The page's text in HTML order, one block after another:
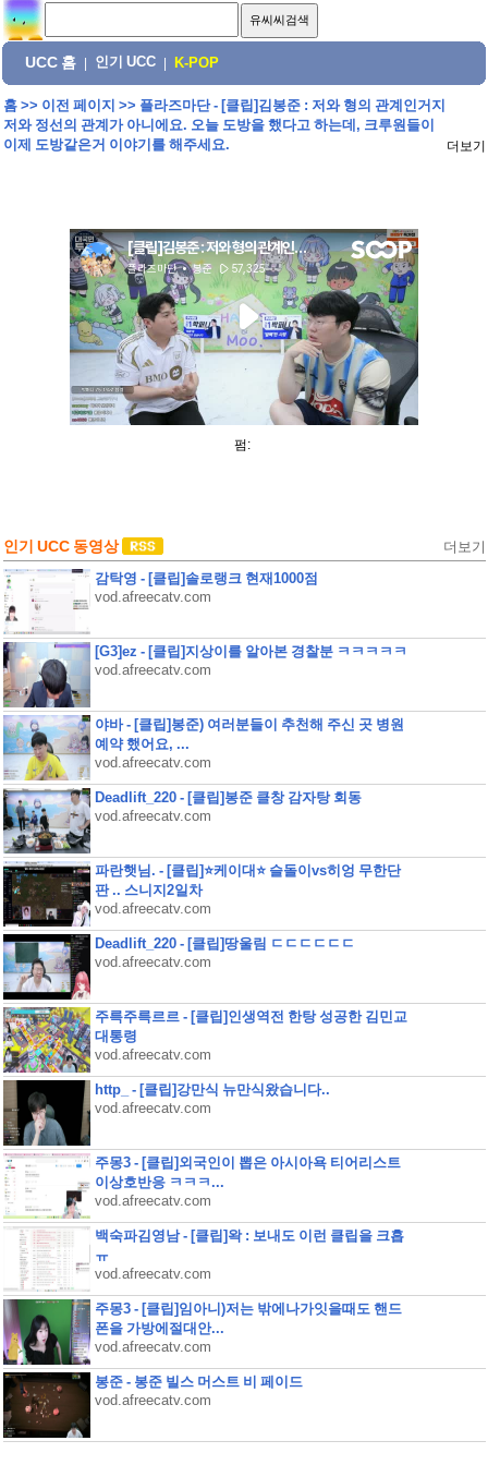
UCC 홈 인기 UCC K-POP
홈>> 이전 페이지 >> 플라즈마단 - [클립]김봉준 : 저와 형의 관계인거지
저와 정선의 관계가 아니에요. 오늘 도방을 했다고 하는데, 크루원들이
이제 도방같은거 이야기를 해주세요.
더보기
펌:
인기 UCC 동영상 더보기
감탁영 - [클립]솔로랭크 현재1000점
vod.afreecatv.com
[G3]ez - [클립]지상이를 알아본 경찰분 ㅋㅋㅋㅋㅋ
vod.afreecatv.com
야바 - [클립]봉준) 여러분들이 추천해 주신 곳 병원
예약 했어요, ...
vod.afreecatv.com
Deadlift_220 - [클립]봉준 클창 감자탕 회동
vod.afreecatv.com
파란햇님. - [클립]⭐케이대⭐ 슬돌이vs히엉 무한단
판 .. 스니지2일차
vod.afreecatv.com
Deadlift_220 - [클립]땅울림 ㄷㄷㄷㄷㄷㄷ
vod.afreecatv.com
주륵주륵르르 - [클립]인생역전 한탕 성공한 김민교
대통령
vod.afreecatv.com
http_ - [클립]강만식 뉴만식왔습니다..
vod.afreecatv.com
주몽3 - [클립]외국인이 뽑은 아시아욕 티어리스트
이상호반응 ㅋㅋㅋ...
vod.afreecatv.com
백숙파김영남 - [클립]왁 : 보내도 이런 클립을 크흡
ㅠ
vod.afreecatv.com
주몽3 - [클립]임아니)저는 밖에나가잇을때도 핸드
폰을 가방에절대안...
vod.afreecatv.com
봉준 - 봉준 빌스 머스트 비 페이드
vod.afreecatv.com